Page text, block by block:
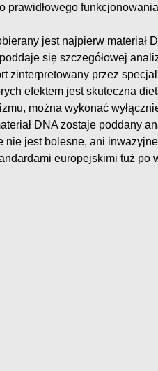
prawidłowego
jest najpierw materiał
się szczegółowej
zinterpretowany przez
efektem jest skuteczna
można wykonać
DNA zostaje poddany
nie jest bolesne, ani
europejskimi tuż po